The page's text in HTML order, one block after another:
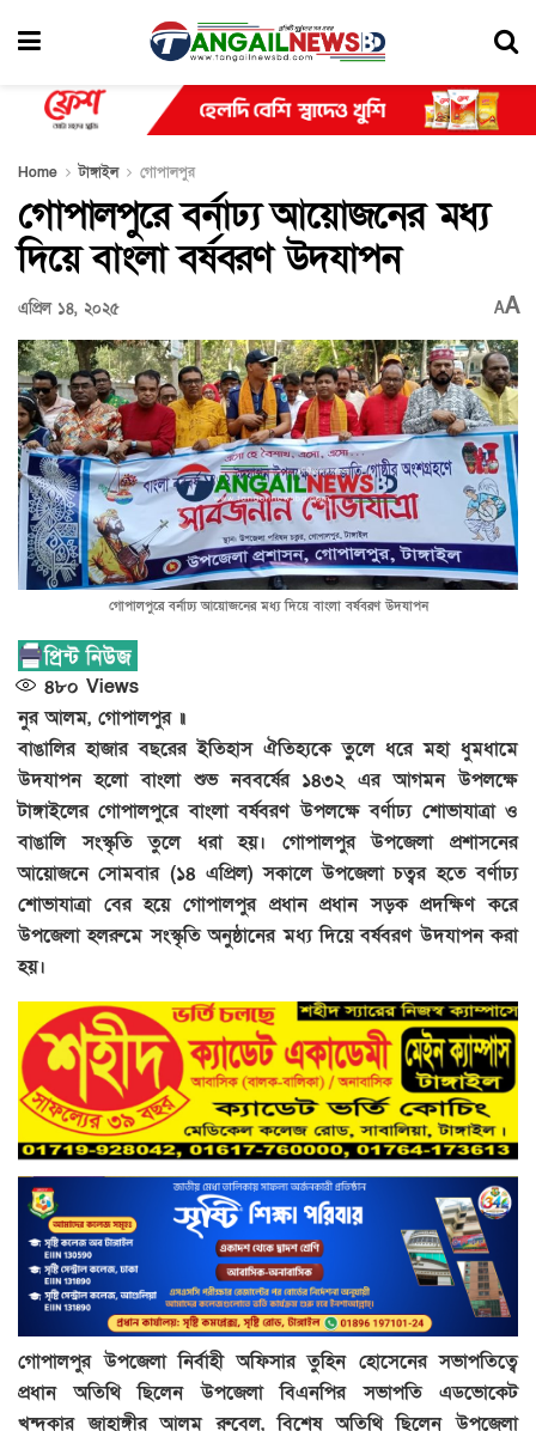
Home টাঙ্গাইল গোপালপুর
গোপালপুরে বর্নাঢ্য আয়োজনের মধ্য
দিয়ে বাংলা বর্ষবরণ উদযাপন
এপ্রিল ১৪, ২০২৫ AA
গোপালপুরে বর্নাঢ্য আয়োজনের মধ্য দিয়ে বাংলা বর্ষবরণ উদযাপন
৪৮০ Views
নুর আলম, গোপালপুর ॥
বাঙালির হাজার বছরের ইতিহাস ঐতিহ্যকে তুুলে ধরে মহা ধুমধামে
উদযাপন হলো বাংলা শুভ নববর্ষের ১৪৩২ এর আগমন উপলক্ষে
টাঙ্গাইলের গোপালপুরে বাংলা বর্ষবরণ উপলক্ষে বর্ণাঢ্য শোভাযাত্রা ও
বাঙালি সংস্কৃতি তুলে ধরা হয়। গোপালপুর উপজেলা প্রশাসনের
আয়োজনে সোমবার (১৪ এপ্রিল) সকালে উপজেলা চত্বর হতে বর্ণাঢ্য
শোভাযাত্রা বের হয়ে গোপালপুর প্রধান প্রধান সড়ক প্রদক্ষিণ করে
উপজেলা হলরুমে সংস্কৃতি অনুষ্ঠানের মধ্য দিয়ে বর্ষবরণ উদযাপন করা
হয়।
গোপালপুর উপজেলা নির্বাহী অফিসার তুহিন হোসেনের সভাপতিত্বে
প্রধান অতিথি ছিলেন উপজেলা বিএনপির সভাপতি এডভোকেট
খন্দকার জাহাঙ্গীর আলম রুবেল, বিশেষ অতিথি ছিলেন উপজেলা